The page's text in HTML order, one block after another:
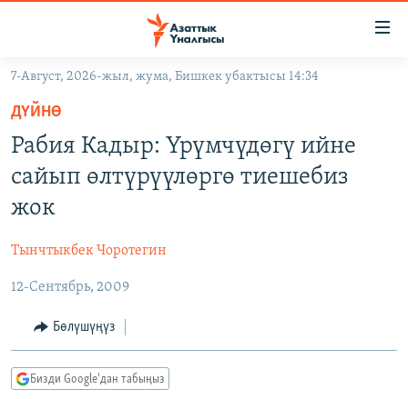
Навигацияга
өтүңүз
Издөөгө
салыңыз
ЖАҢЫЛЫКТАР
КЫРГЫЗСТАН
ТВ ПРОГРАММАЛАР
БҮГҮН АЗАТТЫКТА
ЭКСПЕРТТЕР ТАЛДАЙТ
ДАНИСТЕ
ПОДКАСТ
ӨЗГӨЧӨ ПИКИР
Русский
7-Август, 2026-жыл, жума, Бишкек убактысы 14:34
ДҮЙНӨ
Рабия Кадыр: Үрүмчүдөгү ийне
сайып өлтүрүүлөргө тиешебиз
жок
Тынчтыкбек Чоротегин
12-Сентябрь, 2009
Бөлүшүңүз
Бизди Google'дан табыңыз